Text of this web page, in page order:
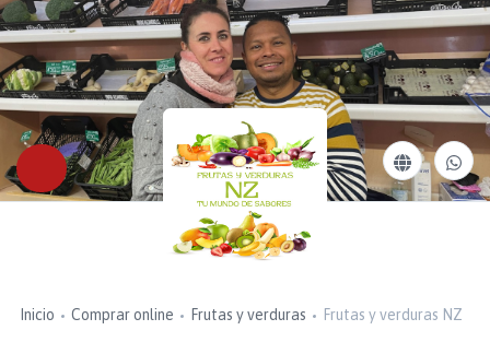
Inicio Comprar online Frutas y verduras Frutas y verduras NZ